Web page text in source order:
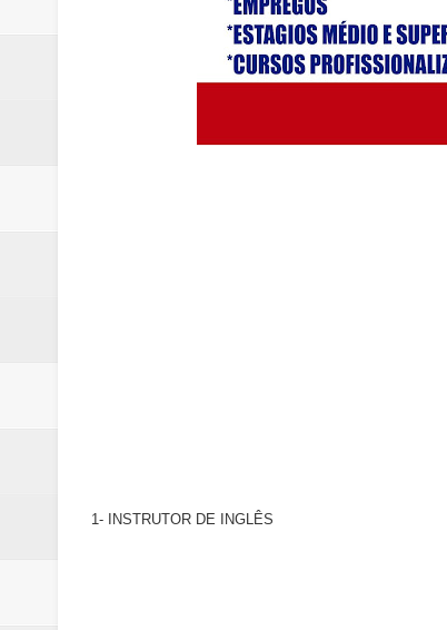
Moradores encontram
Homem é socorrido após
PL e Flávio Bolsonaro
1- INSTRUTOR DE INGLÊS